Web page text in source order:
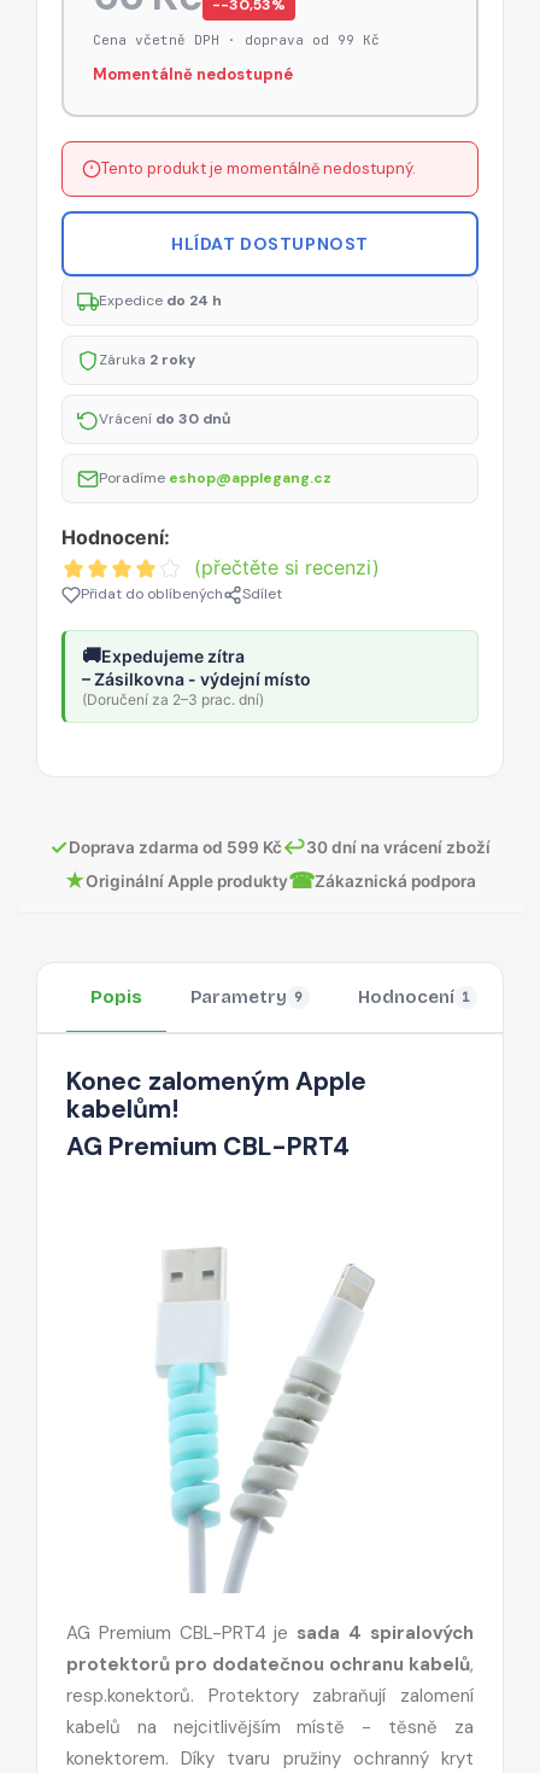
−-30,53%
Cena včetně DPH · doprava od 99 Kč
Momentálně nedostupné
Tento produkt je momentálně nedostupný.
HLÍDAT DOSTUPNOST
Expedice do 24 h
Záruka 2 roky
Vrácení do 30 dnů
Poradíme eshop@applegang.cz
Hodnocení:
(přečtěte si recenzi)
Přidat do oblíbených Sdílet
🚚Expedujeme zítra
– Zásilkovna - výdejní místo
(Doručení za 2–3 prac. dní)
✓Doprava zdarma od 599 Kč↩30 dní na vrácení zboží
★Originální Apple produkty☎Zákaznická podpora
Popis Parametry 9 Hodnocení 1
Konec zalomeným Apple
kabelům!
AG Premium CBL-PRT4
AG Premium CBL-PRT4 je sada 4 spiralových
protektorů pro dodatečnou ochranu kabelů,
resp.konektorů. Protektory zabraňují zalomení
kabelů na nejcitlivějším místě - těsně za
konektorem. Díky tvaru pružiny ochranný kryt